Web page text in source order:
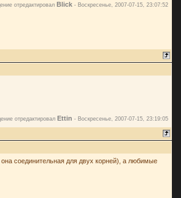
отредактировал Blick - Воскресенье, 2007-07-15, 23:07:52
отредактировал Ettin - Воскресенье, 2007-07-15, 23:19:05
соединительная для двух корней), а любимые